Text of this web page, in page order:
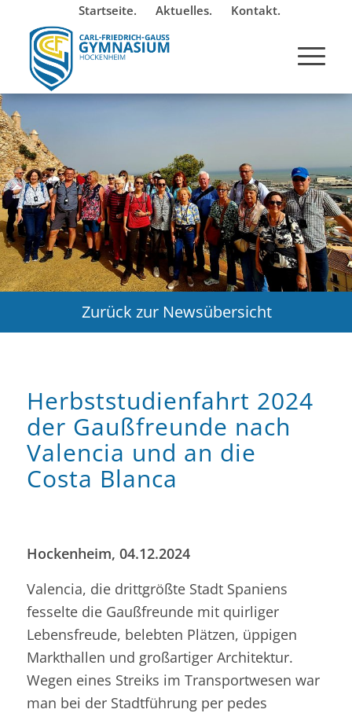
Startseite. Aktuelles. Kontakt.
Zurück zur Newsübersicht
Herbststudienfahrt 2024
der Gaußfreunde nach
Valencia und an die
Costa Blanca
Hockenheim, 04.12.2024
Valencia, die drittgrößte Stadt Spaniens
fesselte die Gaußfreunde mit quirliger
Lebensfreude, belebten Plätzen, üppigen
Markthallen und großartiger Architektur.
Wegen eines Streiks im Transportwesen war
man bei der Stadtführung per pedes